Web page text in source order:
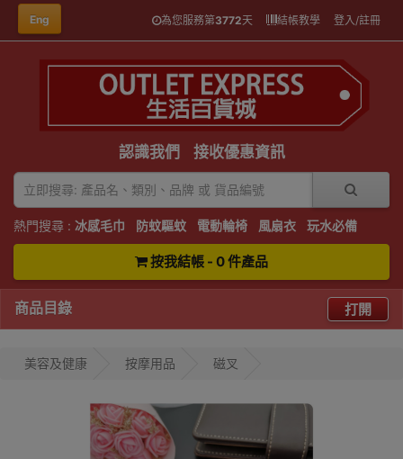
Eng 為您服務第3772天 結帳教學 登入/註冊
認識我們 接收優惠資訊
熱門搜尋 : 冰感毛巾 防蚊驅蚊 電動輪椅 風扇衣 玩水必備
按我結帳 - 0 件產品
商品目錄 打開
美容及健康 按摩用品 磁叉